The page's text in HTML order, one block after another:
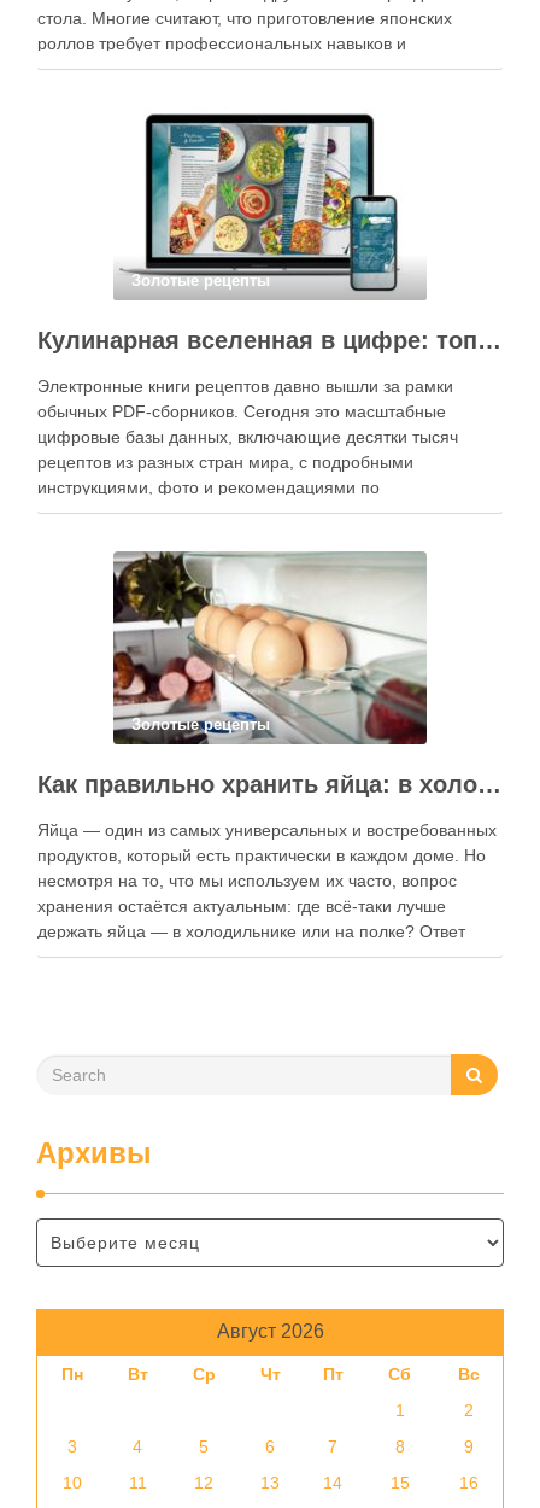
стола. Многие считают, что приготовление японских
роллов требует профессиональных навыков и
специального оборудования, однако на практике сделать
кухне. Главное — …
Золотые рецепты
Кулинарная вселенная в цифре: топ-3 самых больших электронных книг рецептов
Электронные книги рецептов давно вышли за рамки
обычных PDF-сборников. Сегодня это масштабные
цифровые базы данных, включающие десятки тысяч
рецептов из разных стран мира, с подробными
инструкциями, фото и рекомендациями по
приготовлению. В отличие от печатных изданий,
контент, расширять коллекции блюд и добавлять новые
функции. Ниже …
Золотые рецепты
Как правильно хранить яйца: в холодильнике или на полке?
Яйца — один из самых универсальных и востребованных
продуктов, который есть практически в каждом доме. Но
несмотря на то, что мы используем их часто, вопрос
хранения остаётся актуальным: где всё-таки лучше
держать яйца — в холодильнике или на полке? Ответ
зависит от нескольких факторов, включая температуру
Архивы
Август 2026
Пн Вт Ср Чт Пт Сб
Вс
1
2
3
4 5 6 7 8
9
10
11 12 13 14 15
16